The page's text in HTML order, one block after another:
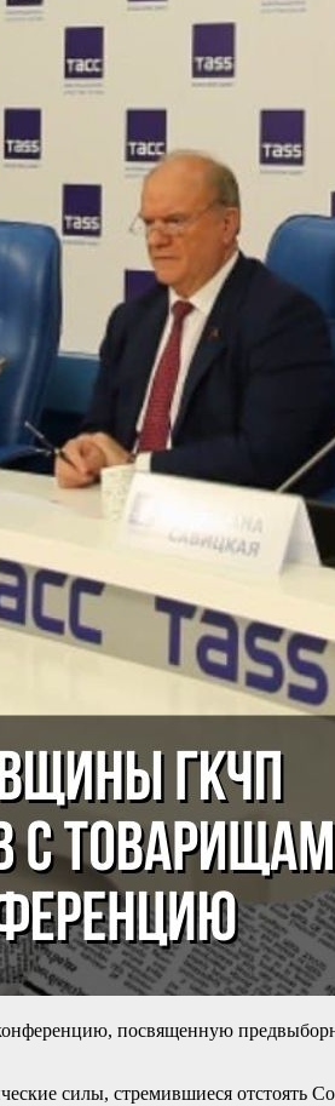
посвященную
силы, стремившиеся отстоять